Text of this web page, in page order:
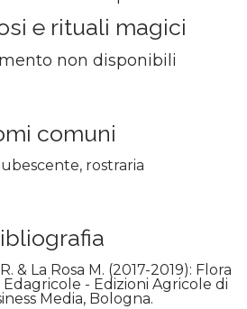
e rituali magici
non disponibili
comuni
rostraria
& La Rosa M. (2017-2019): Flora
Edagricole - Edizioni Agricole di
Media, Bologna.